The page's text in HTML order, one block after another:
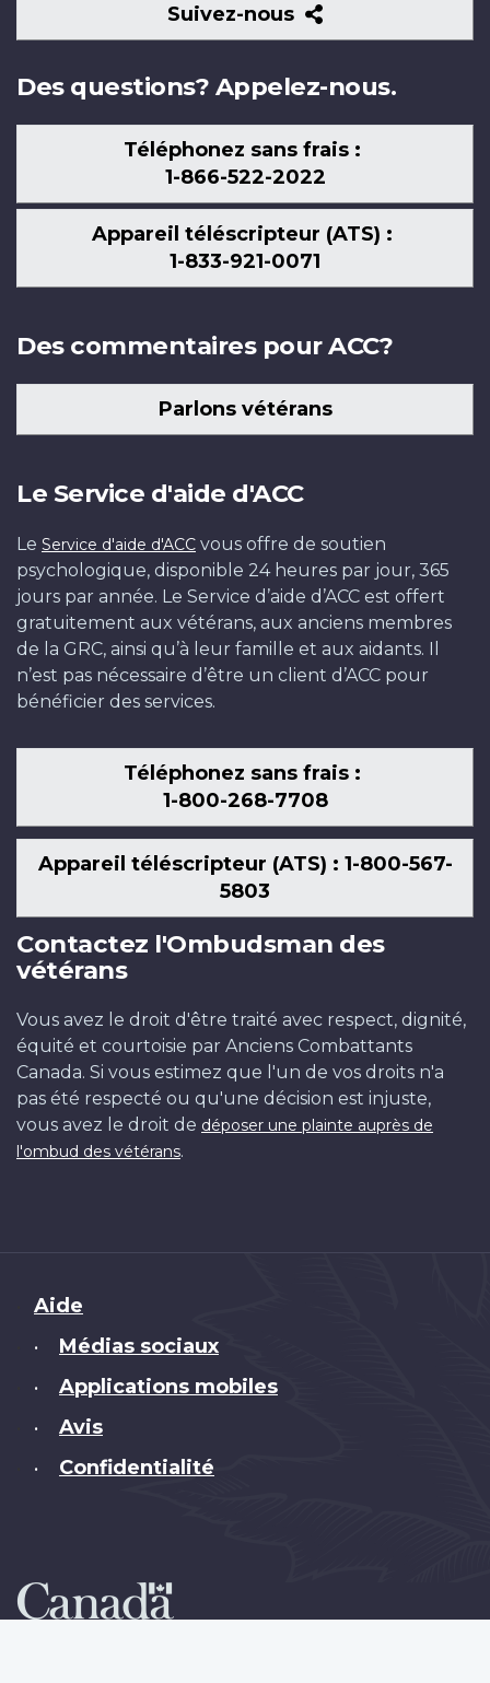
Suivez-nous
Suivez-
nous
Des questions? Appelez-nous.
Téléphonez sans frais :
1-866-522-2022
Appareil téléscripteur (ATS) :
1-833-921-0071
Des commentaires pour ACC?
Parlons vétérans
Le Service d'aide d'ACC
Le Service d'aide d'ACC vous offre de soutien
psychologique, disponible 24 heures par jour, 365
jours par année. Le Service d’aide d’ACC est offert
gratuitement aux vétérans, aux anciens membres
de la GRC, ainsi qu’à leur famille et aux aidants. Il
n’est pas nécessaire d’être un client d’ACC pour
bénéficier des services.
Téléphonez sans frais :
1-800-268-7708
Appareil téléscripteur (ATS) : 1-800-567-
5803
Contactez l'Ombudsman des
vétérans
Vous avez le droit d'être traité avec respect, dignité,
équité et courtoisie par Anciens Combattants
Canada. Si vous estimez que l'un de vos droits n'a
pas été respecté ou qu'une décision est injuste,
vous avez le droit de déposer une plainte auprès de
l'ombud des vétérans.
Brand
Aide
• Médias sociaux
• Applications mobiles
• Avis
• Confidentialité